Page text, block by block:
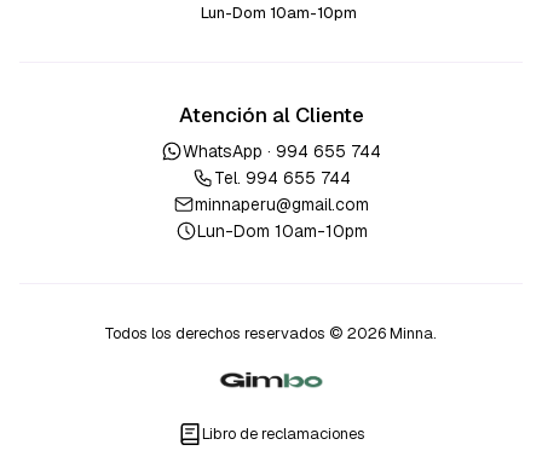
Lun-Dom 10am-10pm
Atención al Cliente
WhatsApp · 994 655 744
Tel. 994 655 744
minnaperu@gmail.com
Lun-Dom 10am-10pm
Todos los derechos reservados © 2026 Minna.
Libro de reclamaciones